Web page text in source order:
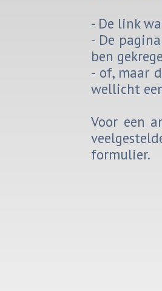
- De link
- De
ben
- of, maar
wel­licht
Voor een
for­mu­lier.